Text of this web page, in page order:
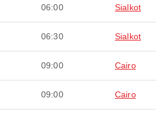
06:00 Sialkot
06:30 Sialkot
09:00 Cairo
09:00 Cairo